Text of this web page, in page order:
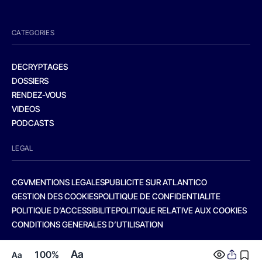
Aa 100% Aa
CATEGORIES
DECRYPTAGES
DOSSIERS
RENDEZ-VOUS
VIDEOS
PODCASTS
LEGAL
CGVMENTIONS LEGALESPUBLICITE SUR ATLANTICO
GESTION DES COOKIESPOLITIQUE DE CONFIDENTIALITE
POLITIQUE D’ACCESSIBILITEPOLITIQUE RELATIVE AUX COOKIES
CONDITIONS GENERALES D’UTILISATION